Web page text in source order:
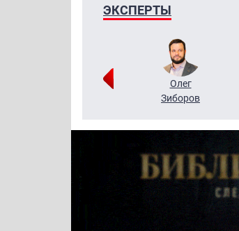
ЭКСПЕРТЫ
Олег
Зиборов